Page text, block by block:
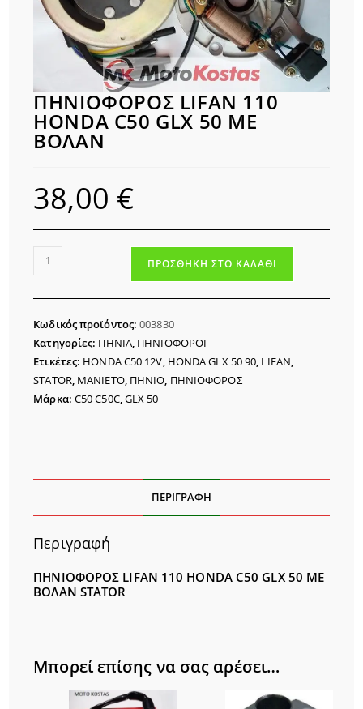
ΠΗΝΙΟΦΟΡΟΣ LIFAN 110
HONDA C50 GLX 50 ΜΕ
ΒΟΛΑΝ
38,00 €
ΠΗΝΙΟΦΟΡΟΣ
110
HONDA
C50
GLX
50
ΜΕ
ΠΡΟΣΘΉΚΗ ΣΤΟ ΚΑΛΆΘΙ
Κωδικός προϊόντος:003830
Κατηγορίες: ΠΗΝΙΑ, ΠΗΝΙΟΦΟΡΟΙ
Ετικέτες: HONDA C50 12V, HONDA GLX 50 90, LIFAN,
STATOR, ΜΑΝΙΕΤΟ, ΠΗΝΙΟ, ΠΗΝΙΟΦΟΡΟΣ
Μάρκα: C50 C50C,GLX 50
ΠΕΡΙΓΡΑΦΉ
Περιγραφή
ΠΗΝΙΟΦΟΡΟΣ LIFAN 110 HONDA C50 GLX 50 ΜΕ
ΒΟΛΑΝ STATOR
Μπορεί επίσης να σας αρέσει…